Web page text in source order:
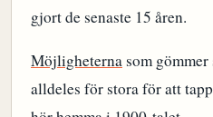
gjort de senaste 15 åren.
Möjligheternasom
alldeles för stora för att